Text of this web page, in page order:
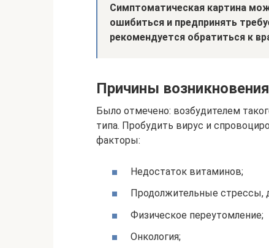
Симптоматическая картина
ошибиться и предпринять
рекомендуется обратиться к
Причины
Было отмечено: возбудителем
типа. Пробудить вирус и
факторы:
Недостаток витаминов;
Продолжительные стрессы,
Физическое переутомление;
Онкология;